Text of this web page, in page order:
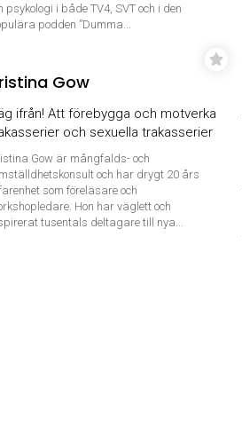
psykologi i både TV4, SVT och i den
podden ”Dumma...
Gow
ifrån! Att förebygga och motverka
och sexuella trakasserier
Gow är mångfalds- och
och har drygt 20 års
som föreläsare och
Hon har väglett och
tusentals deltagare till nya...